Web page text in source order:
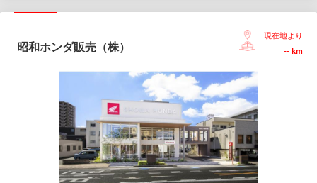
昭和ホンダ販売（株）
現在地より
-- km